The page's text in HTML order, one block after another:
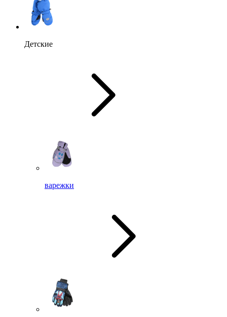
Детские
варежки